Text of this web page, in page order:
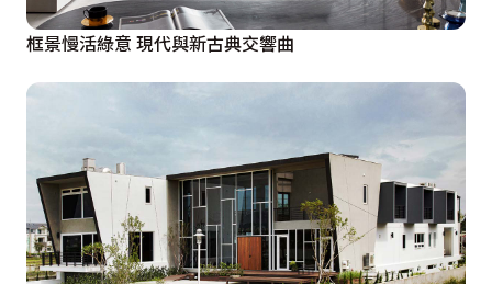
框景慢活綠意 現代與新古典交響曲